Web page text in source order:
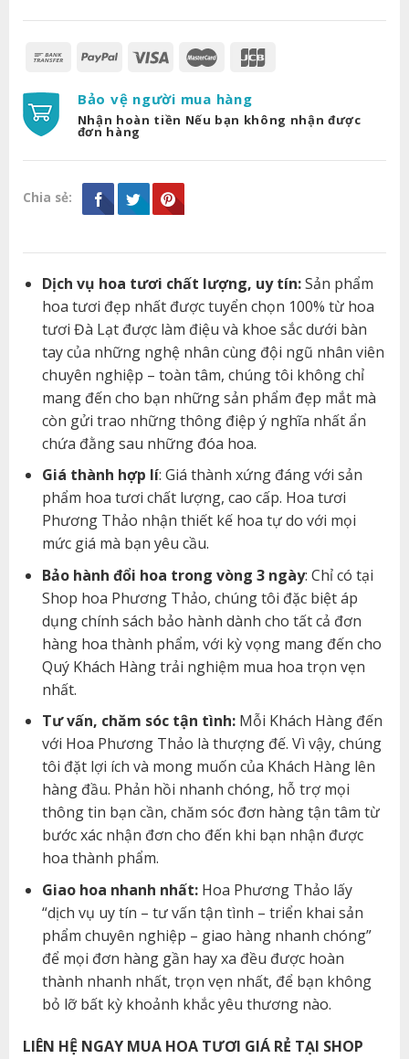
Bảo vệ người mua hàng
Nhận hoàn tiền Nếu bạn không nhận được
đơn hàng
Chia sẻ:
Dịch vụ hoa tươi chất lượng, uy tín:Sản phẩm
hoa tươi đẹp nhất được tuyển chọn 100% từ hoa
tươi Đà Lạt được làm điệu và khoe sắc dưới bàn
tay của những nghệ nhân cùng đội ngũ nhân viên
chuyên nghiệp – toàn tâm, chúng tôi không chỉ
mang đến cho bạn những sản phẩm đẹp mắt mà
còn gửi trao những thông điệp ý nghĩa nhất ẩn
chứa đằng sau những đóa hoa.
Giá thành hợp lí: Giá thành xứng đáng với sản
phẩm hoa tươi chất lượng, cao cấp. Hoa tươi
Phương Thảo nhận thiết kế hoa tự do với mọi
mức giá mà bạn yêu cầu.
Bảo hành đổi hoa trong vòng 3 ngày: Chỉ có tại
Shop hoa Phương Thảo, chúng tôi đặc biệt áp
dụng chính sách bảo hành dành cho tất cả đơn
hàng hoa thành phẩm, với kỳ vọng mang đến cho
Quý Khách Hàng trải nghiệm mua hoa trọn vẹn
nhất.
Tư vấn, chăm sóc tận tình:Mỗi Khách Hàng đến
với Hoa Phương Thảo là thượng đế. Vì vậy, chúng
tôi đặt lợi ích và mong muốn của Khách Hàng lên
hàng đầu. Phản hồi nhanh chóng, hỗ trợ mọi
thông tin bạn cần, chăm sóc đơn hàng tận tâm từ
bước xác nhận đơn cho đến khi bạn nhận được
hoa thành phẩm.
Giao hoa nhanh nhất:Hoa Phương Thảo lấy
“dịch vụ uy tín – tư vấn tận tình – triển khai sản
phẩm chuyên nghiệp – giao hàng nhanh chóng”
để mọi đơn hàng gần hay xa đều được hoàn
thành nhanh nhất, trọn vẹn nhất, để bạn không
bỏ lỡ bất kỳ khoảnh khắc yêu thương nào.
LIÊN HỆ NGAY MUA HOA TƯƠI GIÁ RẺ TẠI SHOP